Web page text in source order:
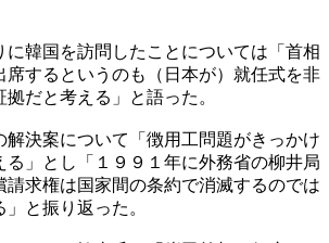
に韓国を訪問したことについては「首相
席するというのも（日本が）就任式を非
だと考える」と語った。
解決案について「徴用工問題がきっかけ
る」とし「１９９１年に外務省の柳井局
請求権は国家間の条約で消滅するのでは
と振り返った。